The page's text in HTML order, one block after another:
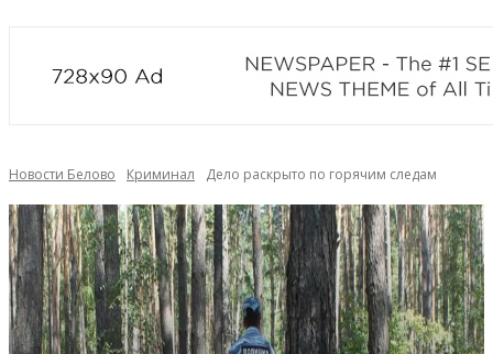
Новости Белово Криминал Дело раскрыто по горячим следам